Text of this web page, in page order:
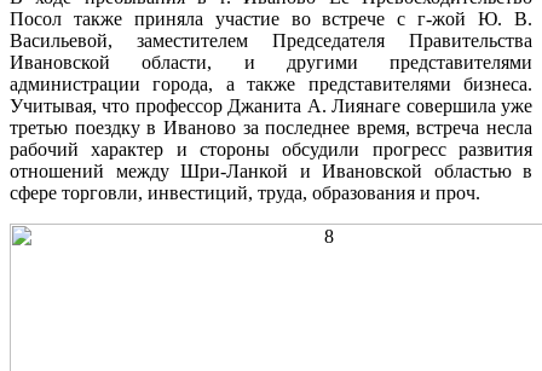
Посол также приняла участие во встрече с г-жой Ю. В.
Васильевой, заместителем Председателя Правительства
Ивановской области, и другими представителями
администрации города, а также представителями бизнеса.
Учитывая, что профессор Джанита А. Лиянаге совершила уже
третью поездку в Иваново за последнее время, встреча несла
рабочий характер и стороны обсудили прогресс развития
отношений между Шри-Ланкой и Ивановской областью в
сфере торговли, инвестиций, труда, образования и проч.